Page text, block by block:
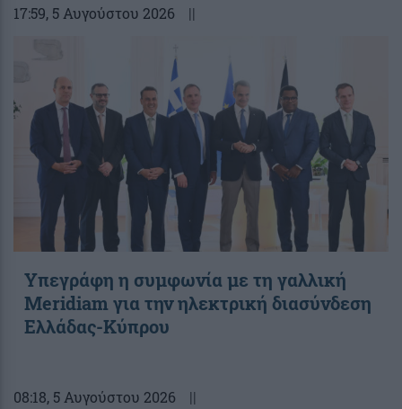
17:59, 5 Αυγούστου 2026 ||
Υπεγράφη η συμφωνία με τη γαλλική
Meridiam για την ηλεκτρική διασύνδεση
Ελλάδας-Κύπρου
08:18, 5 Αυγούστου 2026 ||